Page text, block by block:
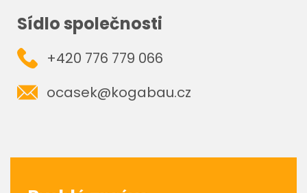
Sídlo společnosti
+420 776 779 066
ocasek@kogabau.cz